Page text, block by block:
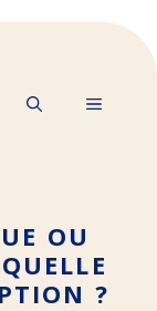
MENU
OU
?